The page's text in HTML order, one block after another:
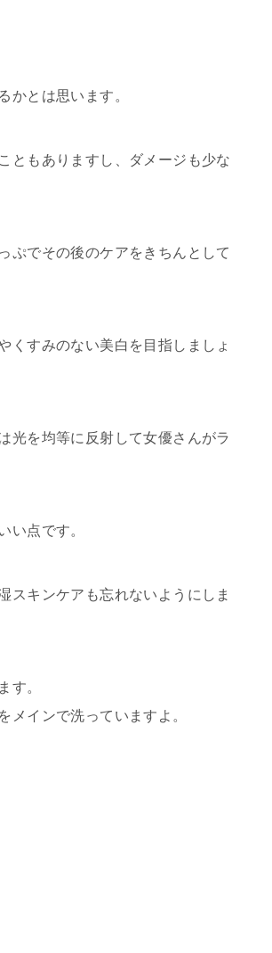
かとは思います。
ともありますし、ダメージも少な
ぷでその後のケアをきちんとして
くすみのない美白を目指しましょ
光を均等に反射して女優さんがラ
い点です。
スキンケアも忘れないようにしま
す。
メインで洗っていますよ。